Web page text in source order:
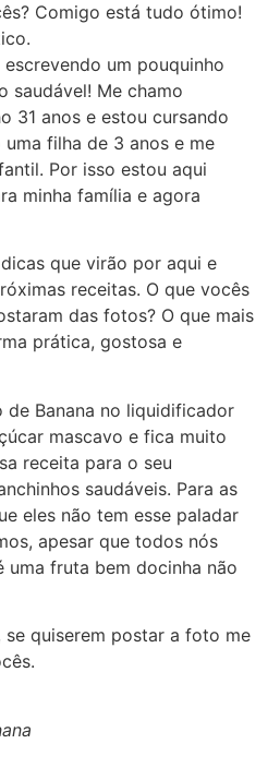
Comigo está tudo ótimo!
um pouquinho
saudável! Me chamo
31 anos e estou cursando
filha de 3 anos e me
Por isso estou aqui
minha família e agora
que virão por aqui e
receitas. O que vocês
das fotos? O que mais
prática, gostosa e
de Banana no liquidificador
mascavo e fica muito
receita para o seu
saudáveis. Para as
eles não tem esse paladar
apesar que todos nós
uma fruta bem docinha não
quiserem postar a foto me